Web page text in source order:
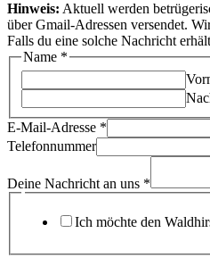
Hinweis: Aktuell werden
über Gmail-Adressen versendet.
Falls du eine solche Nachricht
Name *
uns
Custom
Adresse
E-Mail-Adresse *
Telefonnummer
Deine Nachricht an uns *
Ich möchte den